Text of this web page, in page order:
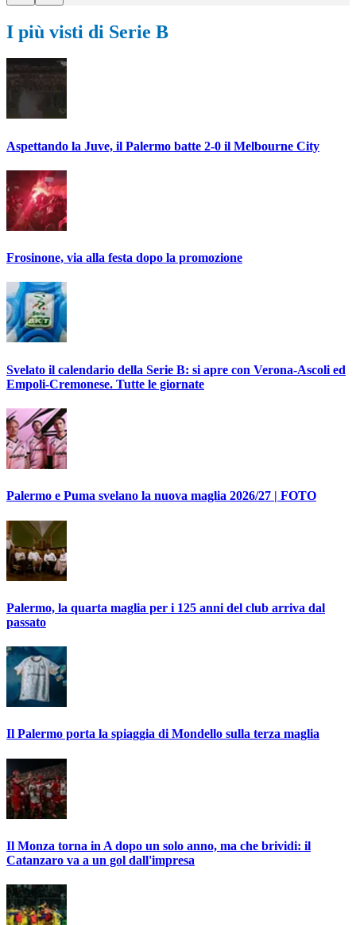
I più visti di Serie B
Aspettando la Juve, il Palermo batte 2-0 il Melbourne City
Frosinone, via alla festa dopo la promozione
Svelato il calendario della Serie B: si apre con Verona-Ascoli ed
Empoli-Cremonese. Tutte le giornate
Palermo e Puma svelano la nuova maglia 2026/27 | FOTO
Palermo, la quarta maglia per i 125 anni del club arriva dal
passato
Il Palermo porta la spiaggia di Mondello sulla terza maglia
Il Monza torna in A dopo un solo anno, ma che brividi: il
Catanzaro va a un gol dall'impresa